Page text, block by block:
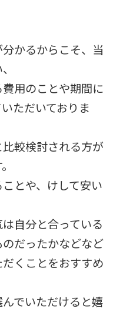
かるからこそ、当
用のことや期間に
ただいておりま
較検討される方が
とや、けして安い
自分と合っている
だったかなどなど
くことをおすすめ
でいただけると嬉